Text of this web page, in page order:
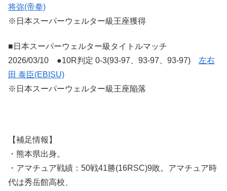
将弥(帝拳)
※日本スーパーウェルター級王座獲得
■日本スーパーウェルター級タイトルマッチ
2026/03/10 ●10R判定 0-3(93-97、93-97、93-97) 左右
田 泰臣(EBISU)
※日本スーパーウェルター級王座陥落
【補足情報】
・熊本県出身。
・アマチュア戦績：50戦41勝(16RSC)9敗。アマチュア時
代は秀岳館高校、